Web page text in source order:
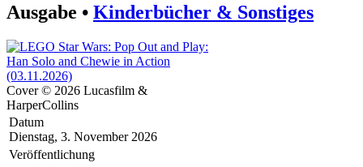
Ausgabe • Kinderbücher & Sonstiges
Cover © 2026 Lucasfilm &
HarperCollins
Datum
Dienstag, 3. November 2026
Veröffentlichung